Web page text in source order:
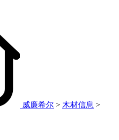
威廉希尔 > 木材信息 >